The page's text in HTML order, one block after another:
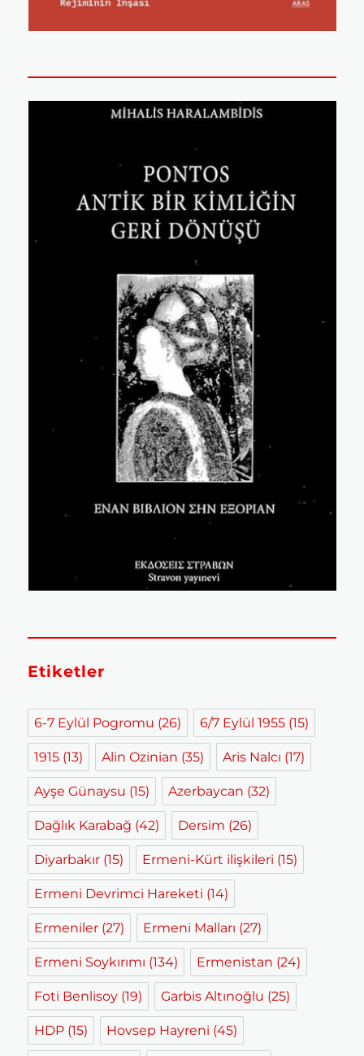
Etiketler
6-7 Eylül Pogromu (26) 6/7 Eylül 1955 (15)
1915 (13) Alin Ozinian (35) Aris Nalcı (17)
Ayşe Günaysu (15) Azerbaycan (32)
Dağlık Karabağ (42) Dersim (26)
Diyarbakır (15) Ermeni-Kürt ilişkileri (15)
Ermeni Devrimci Hareketi (14)
Ermeniler (27) Ermeni Malları (27)
Ermeni Soykırımı (134) Ermenistan (24)
Foti Benlisoy (19) Garbis Altınoğlu (25)
HDP (15) Hovsep Hayreni (45)